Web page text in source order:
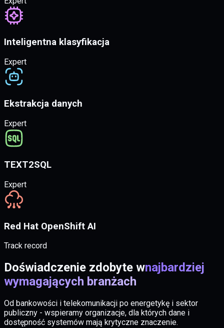
Inteligentna klasyfikacja
Expert
Ekstrakcja danych
Expert
TEXT2SQL
Expert
Red Hat OpenShift AI
Track record
Doświadczenie zdobyte wnajbardziej
wymagających branżach
Od bankowości i telekomunikacji po energetykę i sektor
publiczny - wspieramy organizacje, dla których dane i
dostępność systemów mają krytyczne znaczenie.